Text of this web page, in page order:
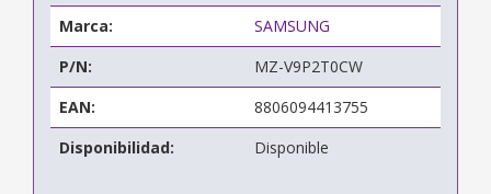
Marca:
SAMSUNG
P/N:
MZ-V9P2T0CW
EAN:
8806094413755
Disponibilidad:
Disponible